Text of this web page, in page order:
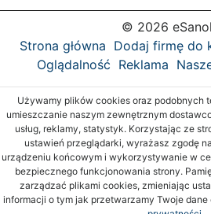
© 2026
Strona główna Dodaj firmę do
Oglądalność Reklama
Używamy plików cookies oraz podobnych
umieszczanie naszym zewnętrznym
usług, reklamy, statystyk. Korzystając ze
ustawień przeglądarki, wyrażasz zgodę
urządzeniu końcowym i wykorzystywanie w
bezpiecznego funkcjonowania strony.
zarządzać plikami cookies, zmieniając
informacji o tym jak przetwarzamy Twoje